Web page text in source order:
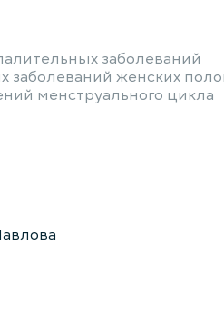
заболеваний
женских
менструального цикла